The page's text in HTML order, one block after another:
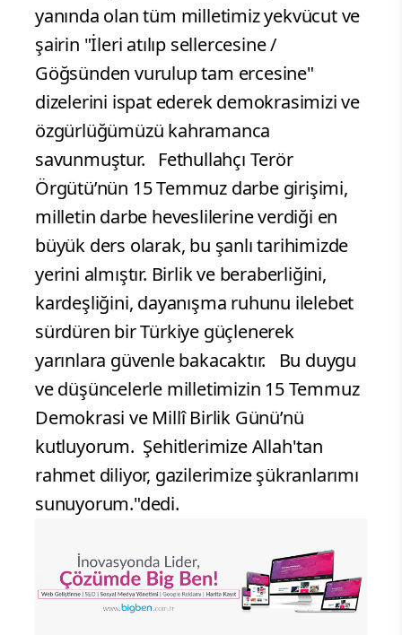
yanında olan tüm milletimiz yekvücut ve
şairin "İleri atılıp sellercesine /
Göğsünden vurulup tam ercesine"
dizelerini ispat ederek demokrasimizi ve
özgürlüğümüzü kahramanca
savunmuştur. Fethullahçı Terör
Örgütü’nün 15 Temmuz darbe girişimi,
milletin darbe heveslilerine verdiği en
büyük ders olarak, bu şanlı tarihimizde
yerini almıştır. Birlik ve beraberliğini,
kardeşliğini, dayanışma ruhunu ilelebet
sürdüren bir Türkiye güçlenerek
yarınlara güvenle bakacaktır. Bu duygu
ve düşüncelerle milletimizin 15 Temmuz
Demokrasi ve Millî Birlik Günü’nü
kutluyorum. Şehitlerimize Allah'tan
rahmet diliyor, gazilerimize şükranlarımı
sunuyorum."dedi.